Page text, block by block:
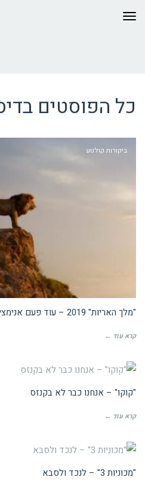
תפריט
כל הפוסטים ב
ביקורות קולנוע
"מלך האריות" 2019 – עוד פעם אנימציה ולא אחרת… גידי אורשר
קרא עוד ←
ביקורות קולנוע
"קוקו" – אנחנו כבר לא בקנזס
קרא עוד ←
ביקורות קולנוע
"מכוניות 3" – לנכד ולסבא